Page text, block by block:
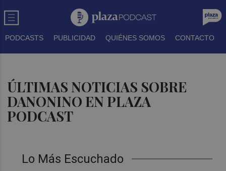
PODCASTS PUBLICIDAD QUIÉNES SOMOS CONTACTO
ÚLTIMAS NOTICIAS SOBRE
DANONINO EN PLAZA
PODCAST
Lo Más Escuchado